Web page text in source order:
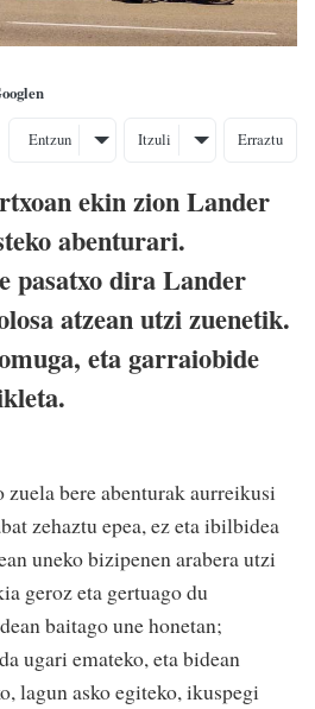
Entzun Itzuli Erraztu
ekin zion Lander
abenturari.
pasatxo dira Lander
atzean utzi zuenetik.
eta garraiobide
bere abenturak aurreikusi
zehaztu epea, ez eta ibilbidea
uneko bizipenen arabera utzi
geroz eta gertuago du
baitago une honetan;
ugari emateko, eta bidean
lagun asko egiteko, ikuspegi